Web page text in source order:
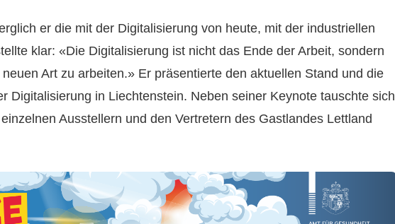
er die mit der Digitalisierung von heute, mit der industriellen
klar: «Die Digitalisierung ist nicht das Ende der Arbeit, sondern
Art zu arbeiten.» Er präsentierte den aktuellen Stand und die
Digitalisierung in Liechtenstein. Neben seiner Keynote tauschte sich
Ausstellern und den Vertretern des Gastlandes Lettland